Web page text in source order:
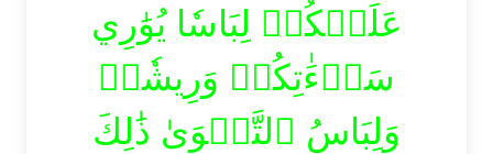
عَلَيۡكُمۡ لِبَاسٗا يُوَٰرِي
سَوۡءَٰتِكُمۡ وَرِيشٗاۖ
وَلِبَاسُ ٱلتَّقۡوَىٰ ذَٰلِكَ